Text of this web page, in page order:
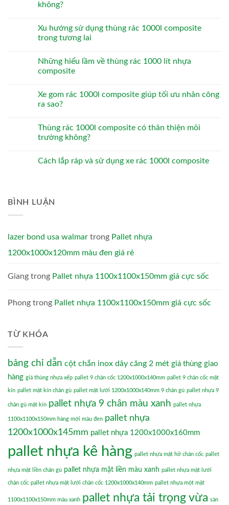
không?
Xu hướng sử dụng thùng rác 1000l composite
trong tương lai
Những hiểu lầm về thùng rác 1000 lít nhựa
composite
Xe gom rác 1000l composite giúp tối ưu nhân công
ra sao?
Thùng rác 1000l composite có thân thiện môi
trường không?
Cách lắp ráp và sử dụng xe rác 1000l composite
BÌNH LUẬN
lazer bond usa walmar trong Pallet nhựa
1200x1000x120mm màu đen giá rẻ
Giang trong Pallet nhựa 1100x1100x150mm giá cực sốc
Phong trong Pallet nhựa 1100x1100x150mm giá cực sốc
TỪ KHÓA
bảng chỉ dẫn cột chắn inox dây căng 2 mét giá thùng giao
hàng giá thùng nhựa xếp pallet 9 chân cốc 1200x1000x140mm pallet 9 chân cốc mặt
kín pallet mặt kín chân gù pallet mặt lưới 1200x1000x140mm 9 chân gù pallet nhựa 9
chân gù mặt kín pallet nhựa 9 chân màu xanh pallet nhựa
1100x1100x150mm hàng mới màu đen pallet nhựa
1200x1000x145mm pallet nhựa 1200x1000x160mm
pallet nhựa kê hàng pallet nhựa mặt hở chân cốc pallet
nhựa mặt liền chân gù pallet nhựa mặt liền màu xanh pallet nhựa mặt lưới
chân cốc pallet nhựa mặt lưới chân cốc 1200x1000x140mm pallet nhựa một mặt
1100x1100x150mm màu xanh pallet nhựa tải trọng vừa sàn